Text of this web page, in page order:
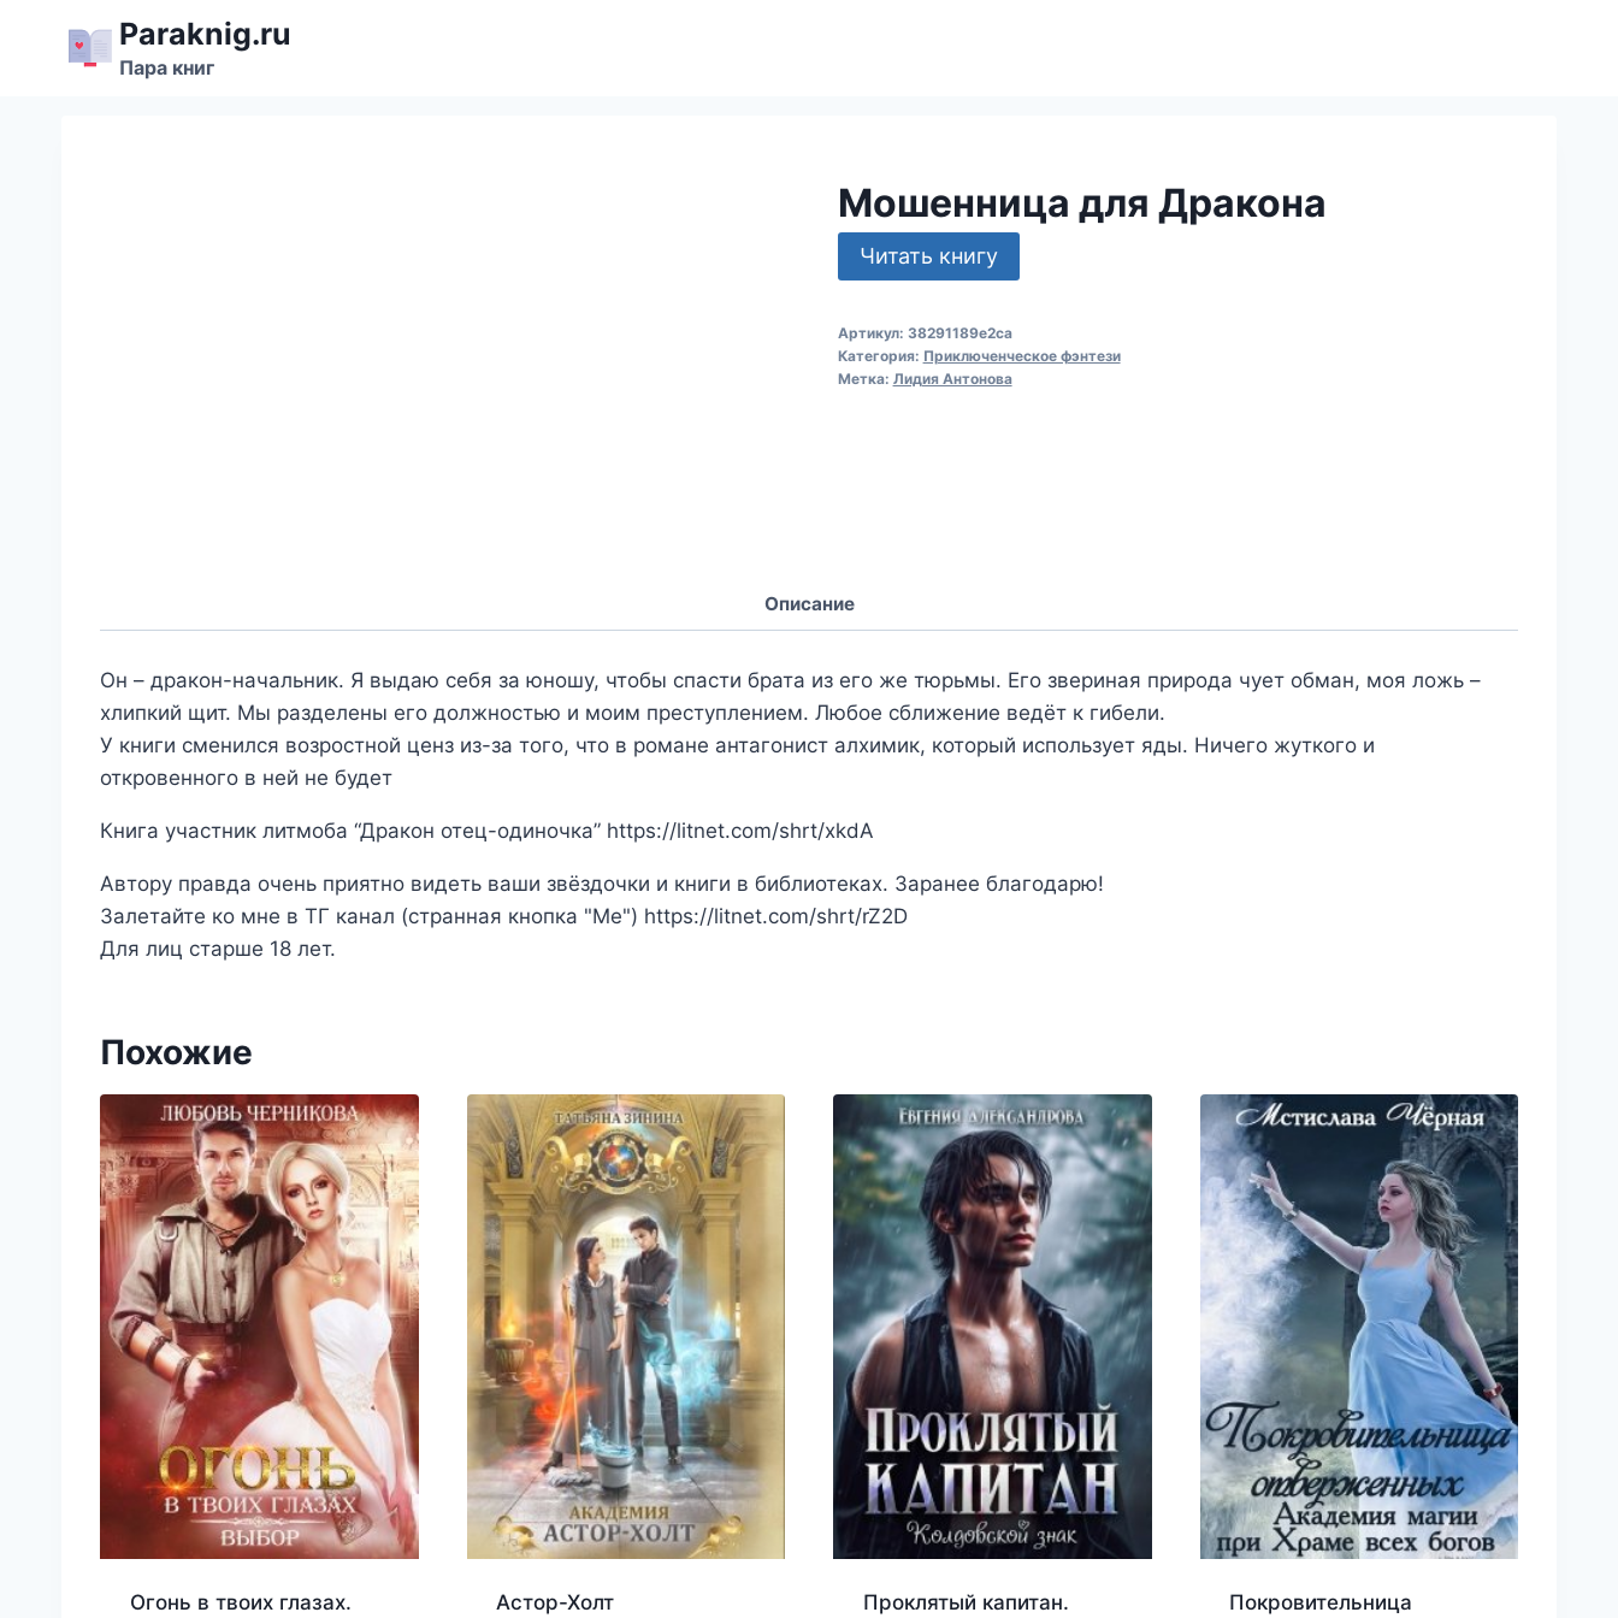
содержимому
Paraknig.ru
Пара книг
Мошенница для Дракона
Читать книгу
Артикул: 38291189e2ca
Категория: Приключенческое фэнтези
Метка: Лидия Антонова
Описание
Он – дракон-начальник. Я выдаю себя за юношу, чтобы спасти брата из его же тюрьмы. Его звериная природа чует обман, моя ложь –
хлипкий щит. Мы разделены его должностью и моим преступлением. Любое сближение ведёт к гибели.
У книги сменился возростной ценз из-за того, что в романе антагонист алхимик, который использует яды. Ничего жуткого и
откровенного в ней не будет
Книга участник литмоба “Дракон отец-одиночка” https://litnet.com/shrt/xkdA
Автору правда очень приятно видеть ваши звёздочки и книги в библиотеках. Заранее благодарю!
Залетайте ко мне в ТГ канал (странная кнопка "Me") https://litnet.com/shrt/rZ2D
Для лиц старше 18 лет.
Похожие
Огонь в твоих глазах. Астор-Холт Проклятый капитан. Покровительница